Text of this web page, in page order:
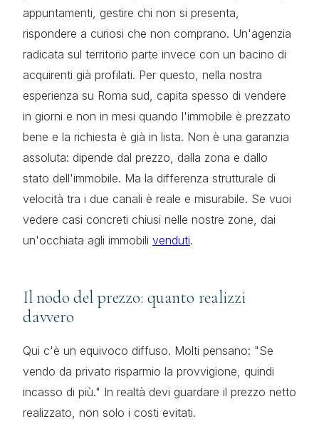
appuntamenti, gestire chi non si presenta,
rispondere a curiosi che non comprano. Un'agenzia
radicata sul territorio parte invece con un bacino di
acquirenti già profilati. Per questo, nella nostra
esperienza su Roma sud, capita spesso di vendere
in giorni e non in mesi quando l'immobile è prezzato
bene e la richiesta è già in lista. Non è una garanzia
assoluta: dipende dal prezzo, dalla zona e dallo
stato dell'immobile. Ma la differenza strutturale di
velocità tra i due canali è reale e misurabile. Se vuoi
vedere casi concreti chiusi nelle nostre zone, dai
un'occhiata agli immobili venduti.
Il nodo del prezzo: quanto realizzi
davvero
Qui c'è un equivoco diffuso. Molti pensano: "Se
vendo da privato risparmio la provvigione, quindi
incasso di più." In realtà devi guardare il prezzo netto
realizzato, non solo i costi evitati.